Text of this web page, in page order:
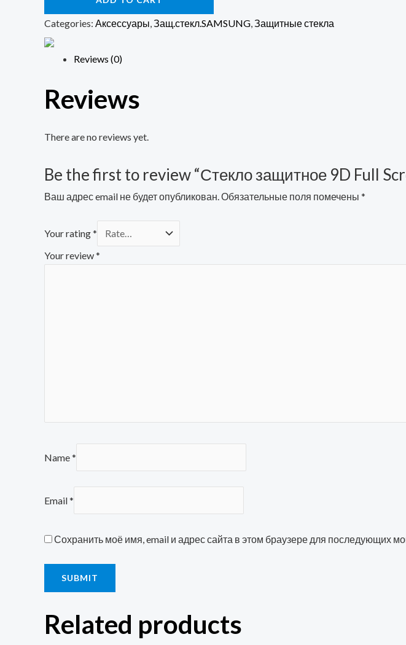
Full
Screen
(sn),
для
A40
черный
quantity
Categories: Аксессуары,Защ.стекл.SAMSUNG,Защитные стекла
Reviews (0)
Reviews
There are no reviews yet.
Be the first to review “Стекло защитное 9D Full
Ваш адрес email не будет опубликован. Обязательные поля помечены *
Your rating*
Your review*
Name*
Email*
Сохранить моё имя, email и адрес сайта в этом браузере для последующих
Related products